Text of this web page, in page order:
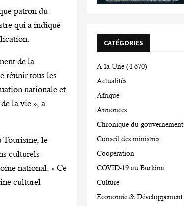
patron du
qui a indiqué
de la
réunir tous les
nationale et
la vie », a
Tourisme, le
culturels
national. « Ce
culturel
CATÉGORIES
A la Une (4 670)
Actualités
Afrique
Annonces
Chronique du gouvernement
Conseil des ministres
Coopération
COVID-19 au Burkina
Culture
Economie & Développement